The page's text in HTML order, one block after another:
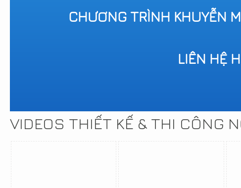
CHƯƠNG TRÌNH KHUYỄN
LIÊN HỆ
VIDEOS THIẾT KẾ & THI CÔNG